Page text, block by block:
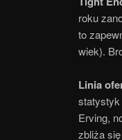
roku
to
wiek).
Linia
statystyk
Erving,
zbliża